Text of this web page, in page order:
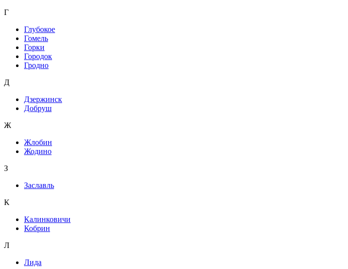
Г
Глубокое
Гомель
Горки
Городок
Гродно
Д
Дзержинск
Добруш
Ж
Жлобин
Жодино
З
Заславль
К
Калинковичи
Кобрин
Л
Лида